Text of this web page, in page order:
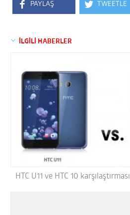
PAYLAŞ TWEETLE
İLGİLİ HABERLER
HTC U11 ve HTC 10 karşılaştırması